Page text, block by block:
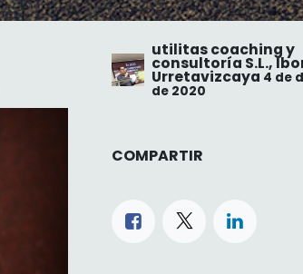
utilitas coaching y
consultoría S.L.,
Urretavizcaya 4 de
de 2020
COMPARTIR